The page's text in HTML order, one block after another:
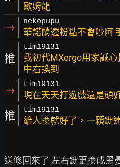
歐姆龍
→ nekopupu
華諾蘭透粉點不會吵阿
推
tim19131
我初代MXergo用家誠
中右換到
→ tim19131
現在天天打遊戲還是頭
推 tim19131
給人換就好了，一顆鍵
送修回來了 左右鍵更換成黑